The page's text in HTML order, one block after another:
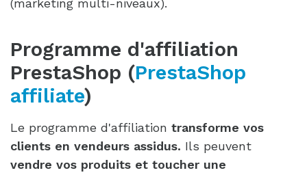
(marketing multi-niveaux).
Programme d'affiliation
PrestaShop (PrestaShop
affiliate)
Le programme d'affiliation transforme vos
clients en vendeurs assidus. Ils peuvent
vendre vos produits et toucher une